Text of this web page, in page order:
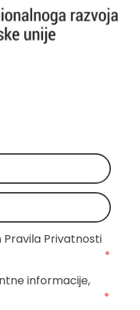
Privatnosti
*
informacije,
*